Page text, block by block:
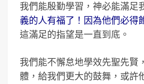
我們能殷勤學習，神必能滿足
義的人有福了！因為他們必得
這滿足的指望是一直到底。
我們能不懈怠地學效先聖先賢
體，給我們更大的鼓舞，或許